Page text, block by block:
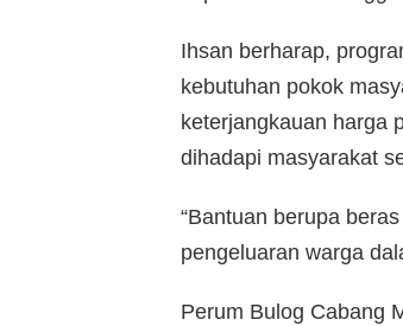
Ihsan berharap,
kebutuhan pokok
keterjangkauan harga
dihadapi masyarakat
“Bantuan berupa
pengeluaran warga
Perum Bulog Cabang